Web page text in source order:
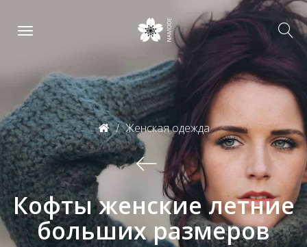
Женская одежда
Кофты женские летние
больших размеров